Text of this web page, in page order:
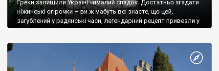
Греки залишили Україні чималий спадок. Достатньо згадати
ніжинські огірочки – ви ж мабуть всі знаєте, що цей,
загублений у радянські часи, легендарний рецепт привезли у
Ніжин греки?